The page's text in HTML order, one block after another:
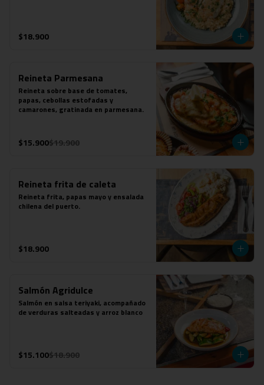
$18.900
Reineta Parmesana
Reineta sobre base de tomates,
papas, cebollas estofadas y
camarones, gratinada en parmesana.
$15.900$19.900
Reineta frita de caleta
Reineta frita, papas mayo y ensalada
chilena del puerto.
$18.900
Salmón Agridulce
Salmón en salsa teriyaki, acompañado
de verduras salteadas y arroz blanco
$15.100$18.900